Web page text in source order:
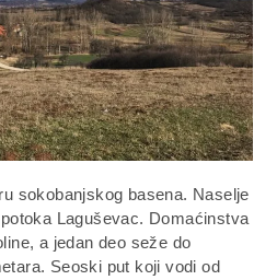
sokobanjskog basena. Naselje
Laguševac. Domaćinstva
a jedan deo seže do
Seoski put koji vodi od